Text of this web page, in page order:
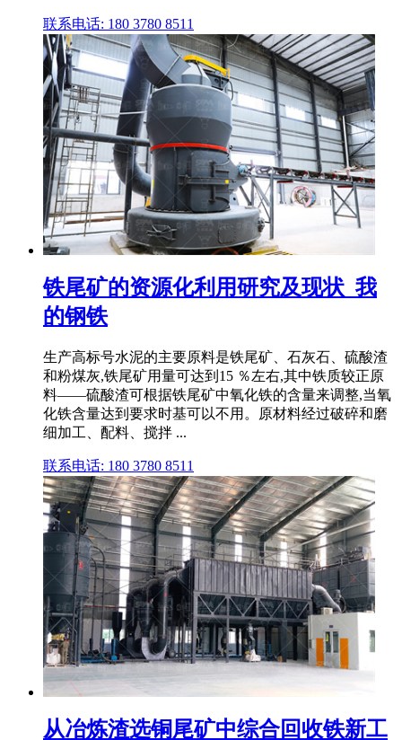
联系电话: 180 3780 8511
铁尾矿的资源化利用研究及现状_我
的钢铁
生产高标号水泥的主要原料是铁尾矿、石灰石、硫酸渣
和粉煤灰,铁尾矿用量可达到15 ％左右,其中铁质较正原
料——硫酸渣可根据铁尾矿中氧化铁的含量来调整,当氧
化铁含量达到要求时基可以不用。原材料经过破碎和磨
细加工、配料、搅拌 ...
联系电话: 180 3780 8511
从冶炼渣选铜尾矿中综合回收铁新工